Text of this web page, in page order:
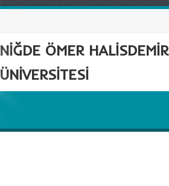
NİĞDE ÖMER HALİSDEMİR
ÜNİVERSİTESİ